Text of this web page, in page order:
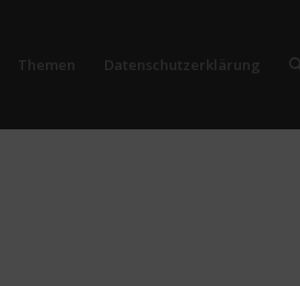
Themen Datenschutzerklärung